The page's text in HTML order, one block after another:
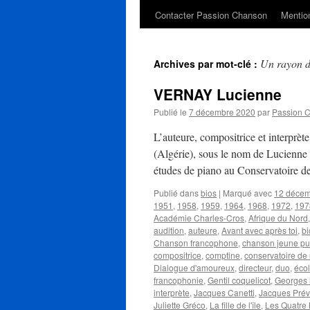
Contacter Passion Chanson
Archives par mot-clé : Un rayon
VERNAY Lucienne
Publié le 7 décembre 2020 par Passion
L’auteure, compositrice et
(Algérie), sous le nom de Lucienne
études de piano au Conservatoire
Publié dansbios | Marqué avec 12
1951 , 1958, 1959, 1964, 1968, 1972,
Académie Charles-Cros, Afrique du Nord,
audition, auteure, Avant avec après toi,
Chanson francophone, chanson jeune
compositrice, comptine, conservatoire de
Dialogue d'amoureux, directeur, duo,
francophonie, Gentil coquelicot, Georges
interprète, Jacques Canetti, Jacques
Juliette Gréco, La fille de l'île, Les Quatre